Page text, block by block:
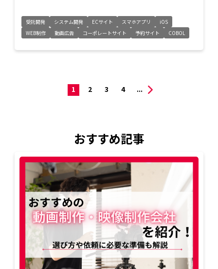
受託開発 システム開発 ECサイト スマホアプリ
iOS
WEB制作
動画広告 コーポレートサイト 予約サイト COBOL
1 2 3 4 ...
おすすめ記事